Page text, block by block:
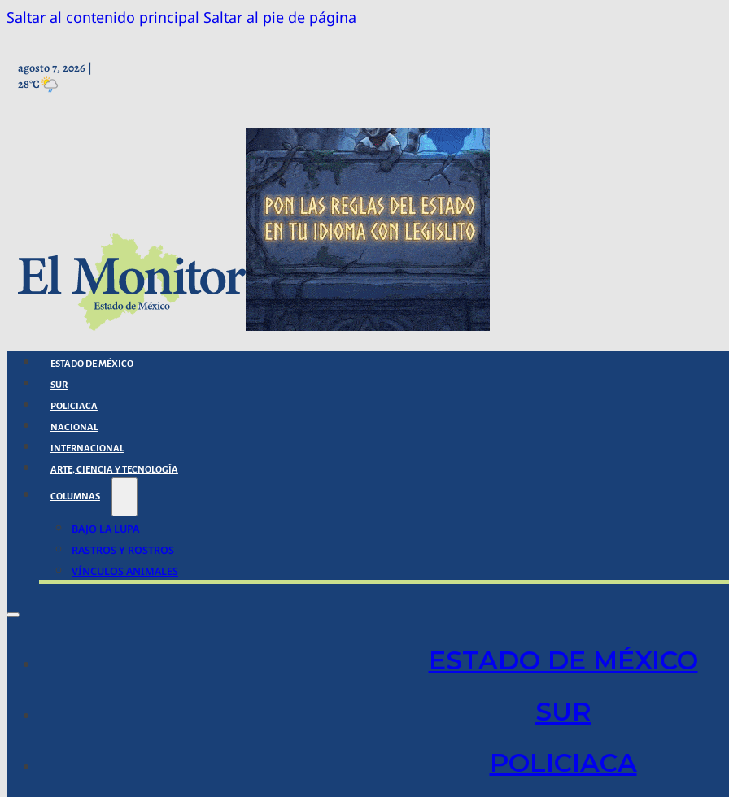
Saltar al contenido principal Saltar al pie de página
agosto 7, 2026 |
28°C
ESTADO DE MÉXICO
SUR
POLICIACA
NACIONAL
INTERNACIONAL
ARTE, CIENCIA Y TECNOLOGÍA
COLUMNAS
BAJO LA LUPA
RASTROS Y ROSTROS
VÍNCULOS ANIMALES
ESTADO DE MÉXICO
SUR
POLICIACA